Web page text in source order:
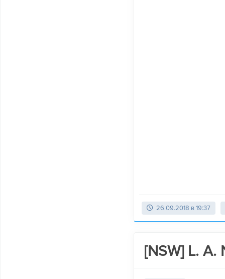
26.09.2018 в 19:37
[NSW] L. A.